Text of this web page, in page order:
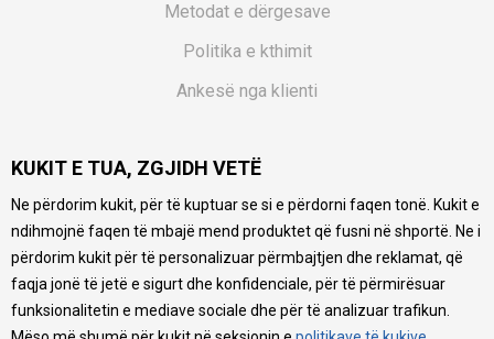
Metodat e dërgesave
Politika e kthimit
Ankesë nga klienti
Pyetjet më të shpeshta
Ne bëjmë çmos që të ofrojmë një përshkrim sa më të saktë
të produkteve tona, ofrojmë edhe foto e çmimin, por nuk
mund të garantojmë që informacioni është i plotë e pa
gabime. Të gjitha produktet janë pjesë e portfolios sonë, por
kjo nuk do të thotë se janë në gjendje në çdo çast.
KUKIT E TUA, ZGJIDH VETË
Ne përdorim kukit, për të kuptuar se si e përdorni faqen tonë. Kukit e
ndihmojnë faqen të mbajë mend produktet që fusni në shportë. Ne i
përdorim kukit për të personalizuar përmbajtjen dhe reklamat, që
faqja jonë të jetë e sigurt dhe konfidenciale, për të përmirësuar
funksionalitetin e mediave sociale dhe për të analizuar trafikun.